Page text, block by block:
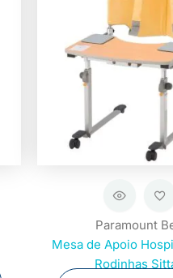
Paramount
Mesa de Apoio
Rodinhas